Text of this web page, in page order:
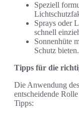
Speziell
Sprays oder
schnell
Sonnenhüte
Schutz bieten.
Tipps für die
Die Anwendung
entscheidende
Tipps: